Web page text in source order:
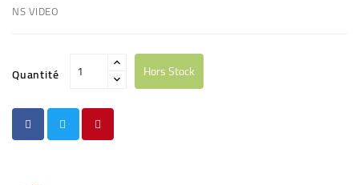
NS VIDEO
Quantité Hors Stock